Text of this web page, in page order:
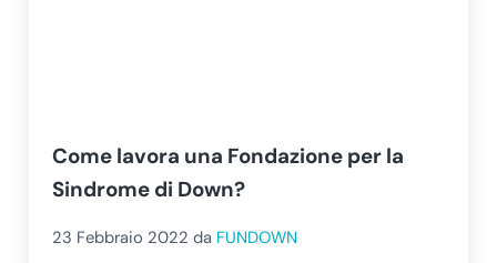
Come lavora una Fondazione per la
Sindrome di Down?
23 Febbraio 2022 da FUNDOWN